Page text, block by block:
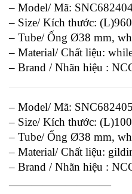
– Model/ Mã:
– Size/ Kích thước:
– Tube/ Ống Ø38 mm,
– Material/ Chất liệu:
– Brand / Nhãn hiệu :
– Model/ Mã: SNC682405
– Size/ Kích thước:
– Tube/ Ống Ø38 mm,
– Material/ Chất liệu:
– Brand / Nhãn hiệu :
—————————